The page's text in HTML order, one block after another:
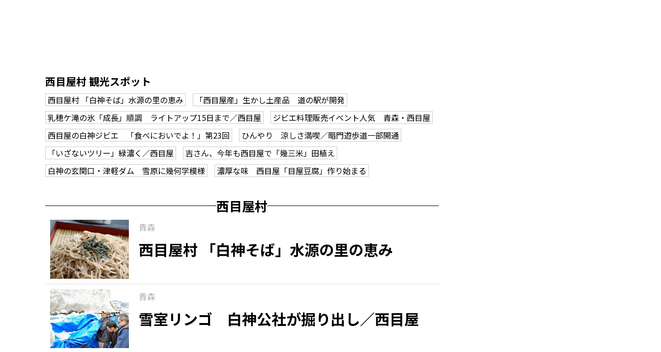
西目屋村 観光スポット
西目屋村 「白神そば」水源の里の恵み
「西目屋産」生かし土産品 道の駅が開発
乳穂ケ滝の氷「成長」順調 ライトアップ15日まで／西目屋
ジビエ料理販売イベント人気 青森・西目屋
西目屋の白神ジビエ 「食べにおいでよ！」第23回
ひんやり 涼しさ満喫／暗門遊歩道一部開通
「いざないツリー」緑濃く／西目屋
吉さん、今年も西目屋で「幾三米」田植え
白神の玄関口・津軽ダム 雪原に幾何学模様
濃厚な味 西目屋「目屋豆腐」作り始まる
西目屋村
青森
西目屋村 「白神そば」水源の里の恵み
青森
雪室リンゴ 白神公社が掘り出し／西目屋